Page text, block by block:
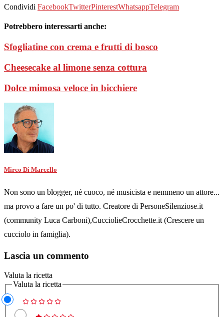
Condividi FacebookTwitterPinterestWhatsappTelegram
Potrebbero interessarti anche:
Sfogliatine con crema e frutti di bosco
Cheesecake al limone senza cottura
Dolce mimosa veloce in bicchiere
Mirco Di Marcello
Non sono un blogger, né cuoco, né musicista e nemmeno un attore...
ma provo a fare un po' di tutto. Creatore di PersoneSilenziose.it
(community Luca Carboni),CucciolieCrocchette.it (Crescere un
cucciolo in famiglia).
Lascia un commento
Valuta la ricetta
Valuta la ricetta